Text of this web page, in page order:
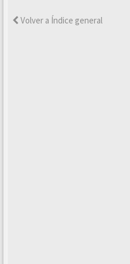
Volver a Índice general